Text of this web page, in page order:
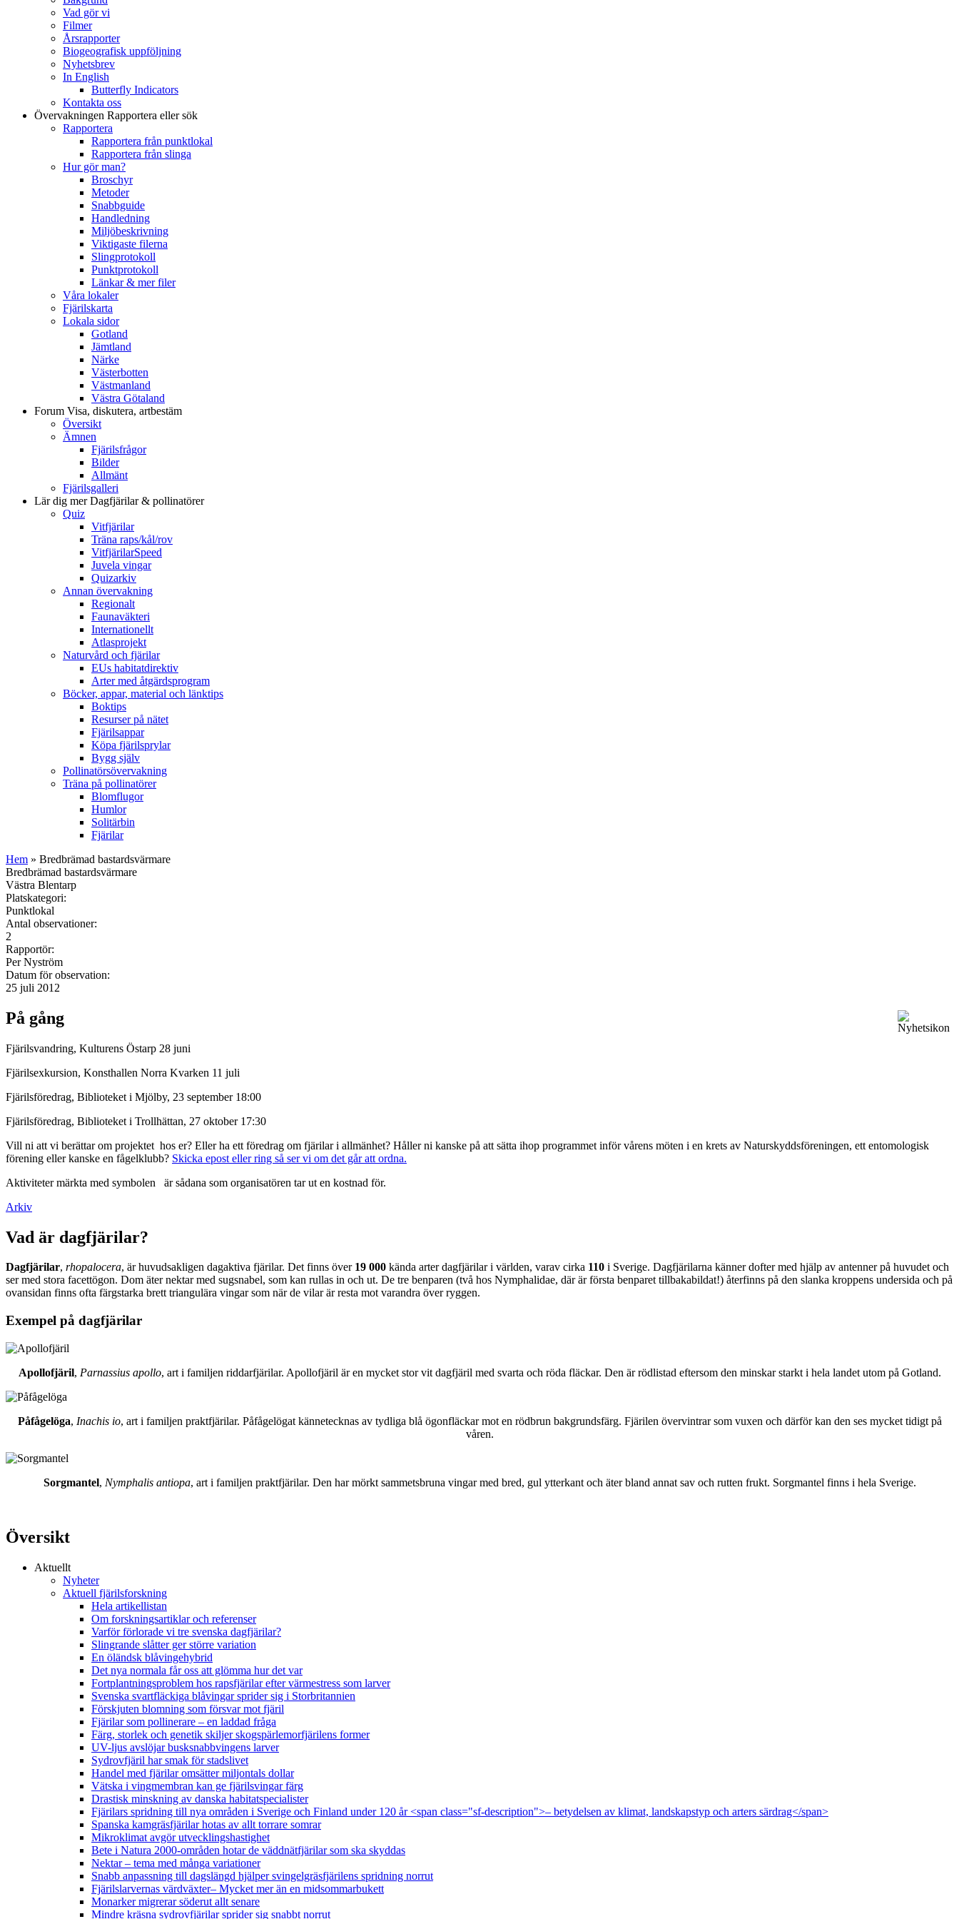
Vad gör vi
Filmer
Årsrapporter
Biogeografisk uppföljning
Nyhetsbrev
In English
Butterfly Indicators
Kontakta oss
Övervakningen Rapportera eller sök
Rapportera
Rapportera från punktlokal
Rapportera från slinga
Hur gör man?
Broschyr
Metoder
Snabbguide
Handledning
Miljöbeskrivning
Viktigaste filerna
Slingprotokoll
Punktprotokoll
Länkar & mer filer
Våra lokaler
Fjärilskarta
Lokala sidor
Gotland
Jämtland
Närke
Västerbotten
Västmanland
Västra Götaland
Forum Visa, diskutera, artbestäm
Översikt
Ämnen
Fjärilsfrågor
Bilder
Allmänt
Fjärilsgalleri
Lär dig merDagfjärilar & pollinatörer
Quiz
Vitfjärilar
Träna raps/kål/rov
VitfjärilarSpeed
Juvela vingar
Quizarkiv
Annan övervakning
Regionalt
Faunaväkteri
Internationellt
Atlasprojekt
Naturvård och fjärilar
EUs habitatdirektiv
Arter med åtgärdsprogram
Böcker, appar, material och länktips
Boktips
Resurser på nätet
Fjärilsappar
Köpa fjärilsprylar
Bygg själv
Pollinatörsövervakning
Träna på pollinatörer
Blomflugor
Humlor
Solitärbin
Fjärilar
Hem » Bredbrämad bastardsvärmare
Bredbrämad bastardsvärmare
Västra Blentarp
Platskategori:
Punktlokal
Antal observationer:
2
Rapportör:
Per Nyström
Datum för observation:
25 juli 2012
På gång
Fjärilsvandring, Kulturens Östarp 28 juni
Fjärilsexkursion, Konsthallen Norra Kvarken 11 juli
Fjärilsföredrag, Biblioteket i Mjölby, 23 september 18:00
Fjärilsföredrag, Biblioteket i Trollhättan, 27 oktober 17:30
Vill ni att vi berättar om projektet hos er? Eller ha ett föredrag om fjärilar i allmänhet? Håller ni kanske på att sätta ihop programmet inför vårens möten i en krets av Naturskyddsföreningen, ett entomologisk
förening eller kanske en fågelklubb? Skicka epost eller ring så ser vi om det går att ordna.
Aktiviteter märkta med symbolen
är sådana som organisatören tar ut en kostnad för.
Arkiv
Vad är dagfjärilar?
Dagfjärilar, rhopalocera, är huvudsakligen dagaktiva fjärilar. Det finns över 19 000 kända arter dagfjärilar i världen, varav cirka 110 i Sverige. Dagfjärilarna känner dofter med hjälp av antenner på huvudet och
ser med stora facettögon. Dom äter nektar med sugsnabel, som kan rullas in och ut. De tre benparen (två hos Nymphalidae, där är första benparet tillbakabildat!) återfinns på den slanka kroppens undersida och på
ovansidan finns ofta färgstarka brett triangulära vingar som när de vilar är resta mot varandra över ryggen.
Exempel på dagfjärilar
Apollofjäril, Parnassius apollo, art i familjen riddarfjärilar. Apollofjäril är en mycket stor vit dagfjäril med svarta och röda fläckar. Den är rödlistad eftersom den minskar starkt i hela landet utom på Gotland.
Påfågelöga, Inachis io, art i familjen praktfjärilar. Påfågelögat kännetecknas av tydliga blå ögonfläckar mot en rödbrun bakgrundsfärg. Fjärilen övervintrar som vuxen och därför kan den ses mycket tidigt på
våren.
Sorgmantel, Nymphalis antiopa, art i familjen praktfjärilar. Den har mörkt sammetsbruna vingar med bred, gul ytterkant och äter bland annat sav och rutten frukt. Sorgmantel finns i hela Sverige.
Översikt
Aktuellt
Nyheter
Aktuell fjärilsforskning
Hela artikellistan
Om forskningsartiklar och referenser
Varför förlorade vi tre svenska dagfjärilar?
Slingrande slåtter ger större variation
En öländsk blåvingehybrid
Det nya normala får oss att glömma hur det var
Fortplantningsproblem hos rapsfjärilar efter värmestress som larver
Svenska svartfläckiga blåvingar sprider sig i Storbritannien
Förskjuten blomning som försvar mot fjäril
Fjärilar som pollinerare – en laddad fråga
Färg, storlek och genetik skiljer skogspärlemorfjärilens former
UV-ljus avslöjar busksnabbvingens larver
Sydrovfjäril har smak för stadslivet
Handel med fjärilar omsätter miljontals dollar
Vätska i vingmembran kan ge fjärilsvingar färg
Drastisk minskning av danska habitatspecialister
Fjärilars spridning till nya områden i Sverige och Finland under 120 år <span class="sf-description">– betydelsen av klimat, landskapstyp och arters särdrag</span>
Spanska kamgräsfjärilar hotas av allt torrare somrar
Mikroklimat avgör utvecklingshastighet
Bete i Natura 2000-områden hotar de väddnätfjärilar som ska skyddas
Nektar – tema med många variationer
Snabb anpassning till dagslängd hjälper svingelgräsfjärilens spridning norrut
Fjärilslarvernas värdväxter– Mycket mer än en midsommarbukett
Monarker migrerar söderut allt senare
Mindre kräsna sydrovfjärilar sprider sig snabbt norrut